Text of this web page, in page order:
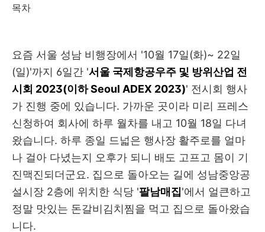
목차
요즘 서울 성남 비행장에서 '10월 17일(화)~ 22일
(일)'까지 6일간 '서울 국제항공우주 및 방위산업 전
시회 2023(이하 Seoul ADEX 2023)' 전시회 행사
가 진행 중에 있습니다. 가까운 곳이라 미리 프레스
신청하여 회사에 하루 월차를 내고 10월 18일 다녀
왔습니다. 하루 종일 드넓은 행사장 활주로를 얼마
나 걸아 다녔는지 오후가 되니 배도 고프고 몸이 기
진맥진되더군요. 집으로 돌아오는 길에 성남중앙공
설시장 2층에 위치한 식당 '팔남매집'에서 얼큰하고
정말 맛있는 돈갈비김치찜을 먹고 집으로 돌아왔습
니다.